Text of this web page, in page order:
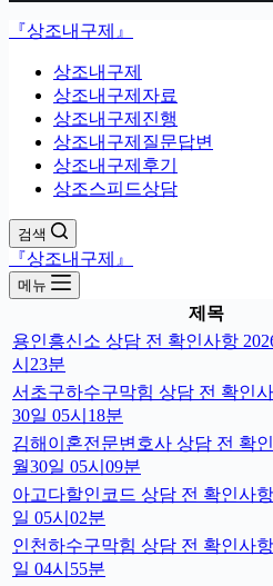
『상조내구제』
상조내구제
상조내구제자료
상조내구제진행
상조내구제질문답변
상조내구제후기
상조스피드상담
검색
『상조내구제』
메뉴
제목
용인흥신소 상담 전 확인사항
시23분
서초구하수구막힘 상담 전 확인
30일 05시18분
김해이혼전문변호사 상담 전 확
월30일 05시09분
아고다할인코드 상담 전 확인사
일 05시02분
인천하수구막힘 상담 전 확인사
일 04시55분